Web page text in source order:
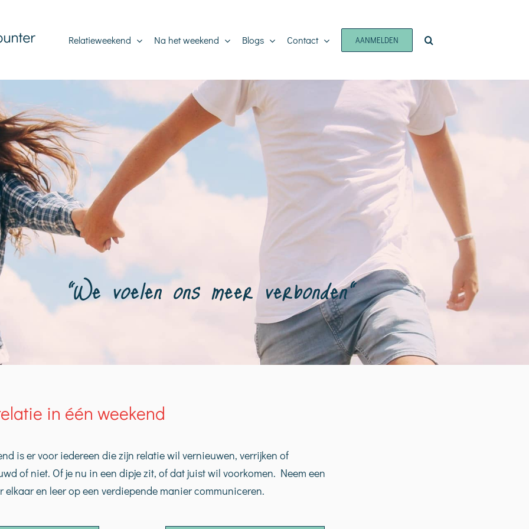
Relatieweekend Na het weekend Blogs Contact AANMELDEN
“We voelen ons meer verbonden”
in één weekend
is er voor iedereen die zijn relatie wil vernieuwen, verrijken of
of niet. Of je nu in een dipje zit, of dat juist wil voorkomen. Neem een
elkaar en leer op een verdiepende manier communiceren.